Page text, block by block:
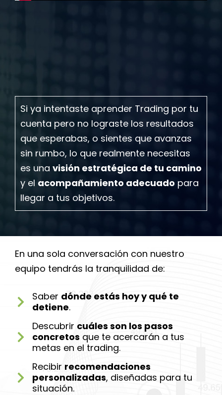
Si ya intentaste aprender Trading por tu
cuenta pero no lograste los resultados
que esperabas, o sientes que avanzas
sin rumbo, lo que realmente necesitas
es una visión estratégica de tu camino
y el acompañamiento adecuado para
llegar a tus objetivos.
En una sola conversación con nuestro
equipo tendrás la tranquilidad de:
Saber dónde estás hoy y qué te
detiene.
Descubrir cuáles son los pasos
concretos que te acercarán a tus
metas en el trading.
Recibir recomendaciones
personalizadas, diseñadas para tu
situación.